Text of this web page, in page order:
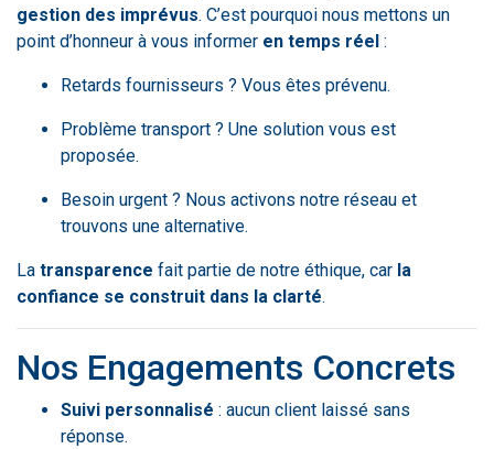
gestion des imprévus. C’est pourquoi nous mettons un
point d’honneur à vous informer en temps réel :
Retards fournisseurs ? Vous êtes prévenu.
Problème transport ? Une solution vous est
proposée.
Besoin urgent ? Nous activons notre réseau et
trouvons une alternative.
La transparence fait partie de notre éthique, car la
confiance se construit dans la clarté.
Nos Engagements Concrets
Suivi personnalisé : aucun client laissé sans
réponse.